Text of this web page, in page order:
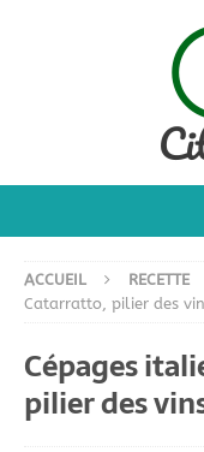
ACCUEIL RECETTE
Catarratto, pilier des
Cépages
pilier des